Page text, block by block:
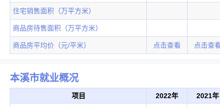
住宅销售面积（万平方米）
商品房待售面积（万平方米）
商品房平均价（元/平米） 点击查看 点击查
本溪市就业概况
项目 2022年 2021年